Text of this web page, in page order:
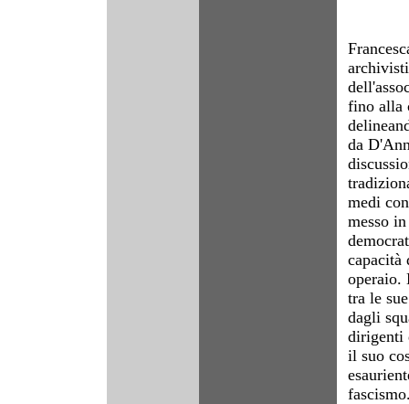
fino alla
da
medi
messo
capacità
operaio.
tra le
dagli
dirigenti
il suo